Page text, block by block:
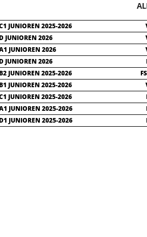
JUNIOREN 2025-2026
D JUNIOREN 2026
JUNIOREN 2026
D JUNIOREN 2026
B2 JUNIOREN 2025-2026
B1 JUNIOREN 2025-2026
JUNIOREN 2025-2026
JUNIOREN 2025-2026
D1 JUNIOREN 2025-2026